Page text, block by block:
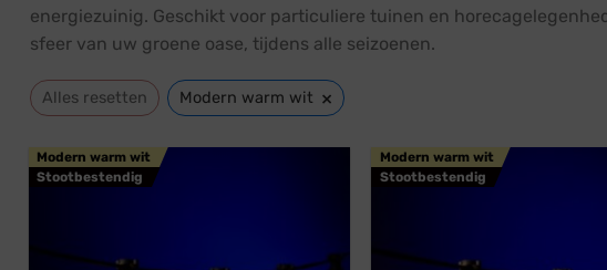
energiezuinig. Geschikt voor particuliere tuinen en
sfeer van uw groene oase, tijdens alle seizoenen.
Alles resetten Modern warm wit ×
Modern warm wit
Stootbestendig
Modern warm wit
Stootbestendig